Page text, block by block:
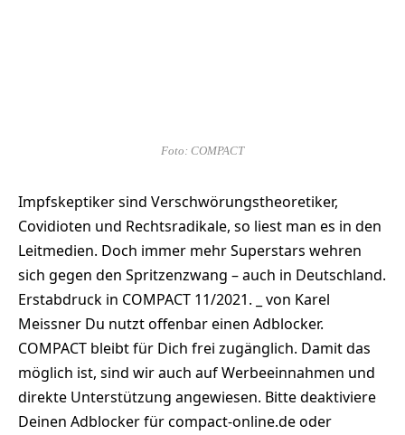
Foto: COMPACT
Impfskeptiker sind Verschwörungstheoretiker,
Covidioten und Rechtsradikale, so liest man es in den
Leitmedien. Doch immer mehr Superstars wehren
sich gegen den Spritzenzwang – auch in Deutschland.
Erstabdruck in COMPACT 11/2021. _ von Karel
Meissner Du nutzt offenbar einen Adblocker.
COMPACT bleibt für Dich frei zugänglich. Damit das
möglich ist, sind wir auch auf Werbeeinnahmen und
direkte Unterstützung angewiesen. Bitte deaktiviere
Deinen Adblocker für compact-online.de oder